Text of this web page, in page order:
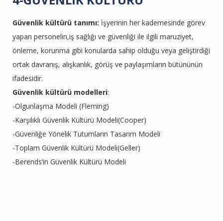
Güvenlik kültürü tanımı: İşyerinin her kademesinde görev
yapan personelin,iş sağlığı ve güvenliği ile ilgili maruziyet,
önleme, korunma gibi konularda sahip olduğu veya geliştirdiği
ortak davranış, alışkanlık, görüş ve paylaşımların bütününün
ifadesidir.
Güvenlik kültürü modelleri:
-Olgunlaşma Modeli (Fleming)
-Karşılıklı Güvenlik Kültürü Modeli(Cooper)
-Güvenliğe Yönelik Tutumların Tasarım Modeli
-Toplam Güvenlik Kültürü Modeli(Geller)
-Berends’in Güvenlik Kültürü Modeli